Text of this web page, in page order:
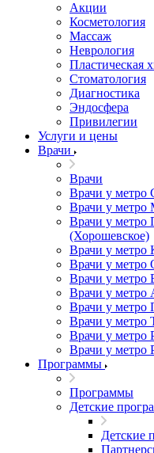
Акции
Косметология
Массаж
Неврология
Пластическая
Стоматология
Диагностика
Эндосфера
Привилегии
Услуги и цены
Врачи
Врачи
Врачи у метро
Врачи у метро
Врачи у метро
(Хорошевское)
Врачи у метро
Врачи у метро
Врачи у метро
Врачи у метро
Врачи у метро
Врачи у метро
Врачи у метро
Врачи у метро
Программы
Программы
Детские
Детские